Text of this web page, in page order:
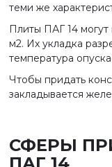
теми же
Плиты ПАГ 14 могут
м2. Их укладка
температура
Чтобы придать
закладывается
СФЕРЫ